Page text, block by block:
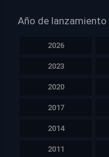
Año de lanzamiento
2026
2023
2020
2017
2014
2011